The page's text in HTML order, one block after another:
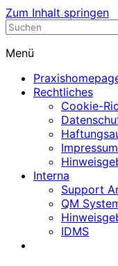
Zum Inhalt springen
Nephrologische
Menü
Rechtliches
Cookie-
Impressum
Interna
Support
QM
IDMS